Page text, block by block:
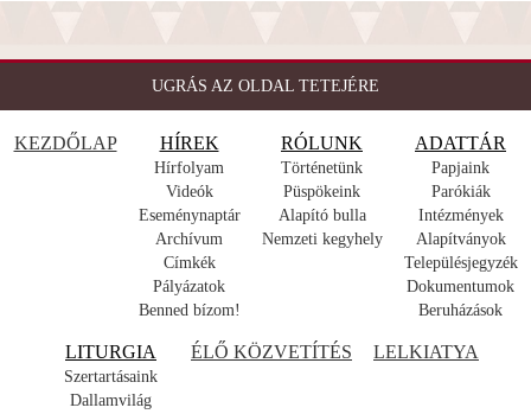
UGRÁS AZ OLDAL TETEJÉRE
KEZDŐLAP HÍREK
Hírfolyam
Videók
Eseménynaptár
Archívum
Címkék
Pályázatok
Benned bízom!
RÓLUNK
Történetünk
Püspökeink
Alapító bulla
Nemzeti kegyhely
ADATTÁR
Papjaink
Parókiák
Intézmények
Alapítványok
Településjegyzék
Dokumentumok
Beruházások
LITURGIA
Szertartásaink
Dallamvilág
ÉLŐ KÖZVETÍTÉS LELKIATYA